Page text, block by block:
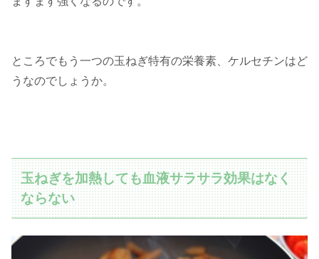
ところでもう一つの玉ねぎ特有の栄養素、ケルセチンはど
うなのでしょうか。
玉ねぎを加熱しても血液サラサラ効果はなく
ならない